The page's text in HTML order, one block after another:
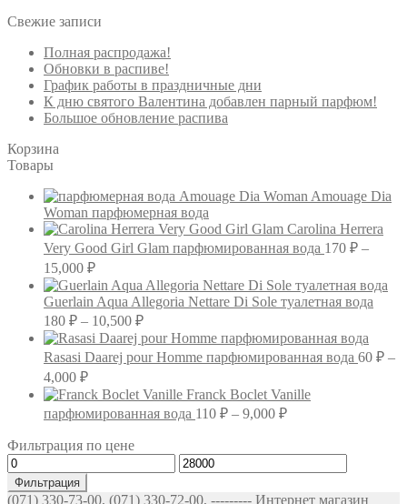
Свежие записи
Полная распродажа!
Обновки в распиве!
График работы в праздничные дни
К дню святого Валентина добавлен парный парфюм!
Большое обновление распива
Корзина
Товары
Amouage Dia
Woman парфюмерная вода
Carolina Herrera
Very Good Girl Glam парфюмированная вода 170 ₽ –
15,000 ₽Диапазон
цен:
170 ₽
–
15,000 ₽
Guerlain Aqua Allegoria Nettare Di Sole туалетная вода
180 ₽ – 10,500 ₽Диапазон
цен:
180 ₽
10,500 ₽
Rasasi Daarej pour Homme парфюмированная вода 60 ₽ –
4,000 ₽Диапазон
цен:
60 ₽
4,000 ₽
Franck Boclet Vanille
парфюмированная вода 110 ₽ – 9,000 ₽Диапазон
Фильтрация по цене
Минимальная
цена
Максимальная
цена
Фильтрация
(071) 330-73-00, (071) 330-72-00, --------- Интернет магазин